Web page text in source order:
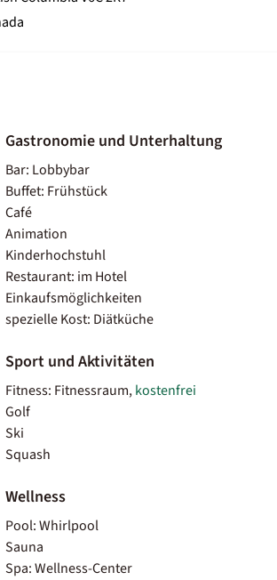
Gastronomie und Unterhaltung
Bar: Lobbybar
Buffet: Frühstück
Café
Animation
Kinderhochstuhl
Restaurant: im Hotel
Einkaufsmöglichkeiten
spezielle Kost: Diätküche
Sport und Aktivitäten
Fitness: Fitnessraum,kostenfrei
Golf
Ski
Squash
Wellness
Pool: Whirlpool
Sauna
Spa: Wellness-Center